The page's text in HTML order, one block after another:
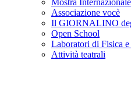
Mostra
Associazione vocè
Il GIORNALINO
Open School
Laboratori di Fisica e
Attività teatrali